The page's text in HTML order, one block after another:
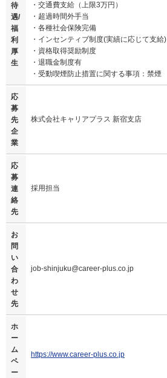
待
遇/
福
利
厚
生
・交通費支給（上限3万円）
・超過時間外手当
・各種社会保険完備
・インセンティブ制度(実績に応じて支給)
・資格取得奨励制度
・退職金制度有
・受動喫煙防止措置に関する事項：禁煙
応
募
先
企
業
株式会社キャリアプラス 新宿支店
応
募
連
絡
先
採用担当
お
問
い
合
わ
せ
先
job-shinjuku@career-plus.co.jp
ホ
ー
ム
ペ
ー
https://www.career-plus.co.jp